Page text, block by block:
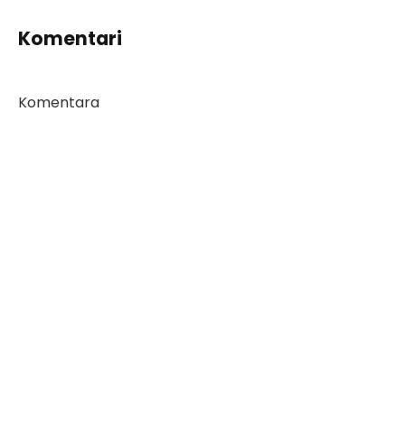
Komentari
Komentara